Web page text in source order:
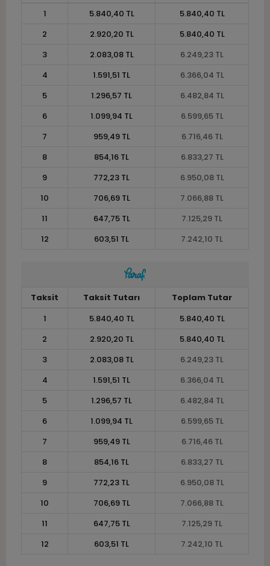
1 5.840,40 TL
5.840,40 TL
2
2.920,20 TL
5.840,40 TL
3
2.083,08 TL
6.249,23 TL
4
1.591,51 TL
6.366,04 TL
5
1.296,57 TL
6.482,84 TL
6
1.099,94 TL
6.599,65 TL
7
959,49 TL
6.716,46 TL
8
854,16 TL
6.833,27 TL
9
772,23 TL
6.950,08 TL
10
706,69 TL
7.066,88 TL
11
647,75 TL
7.125,29 TL
12
603,51 TL 7.242,10 TL
Taksit Taksit Tutarı
Toplam Tutar
1
5.840,40 TL
5.840,40 TL
2
2.920,20 TL
5.840,40 TL
3
2.083,08 TL
6.249,23 TL
4
1.591,51 TL
6.366,04 TL
5
1.296,57 TL
6.482,84 TL
6
1.099,94 TL
6.599,65 TL
7
959,49 TL
6.716,46 TL
8
854,16 TL
6.833,27 TL
9
772,23 TL
6.950,08 TL
10
706,69 TL
7.066,88 TL
11
647,75 TL
7.125,29 TL
12
603,51 TL 7.242,10 TL